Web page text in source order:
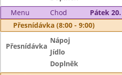
Menu
Chod
Pátek
Přesnídávka (8:00 - 9:00)
Přesnídávka
Nápoj
Jídlo
Doplněk